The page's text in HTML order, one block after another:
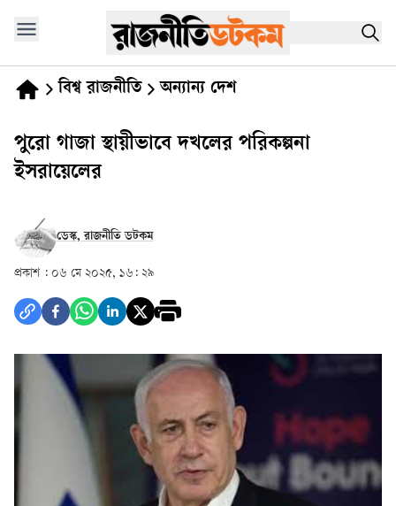
বিশ্ব রাজনীতি অন্যান্য দেশ
পুরো গাজা স্থায়ীভাবে দখলের পরিকল্পনা
ইসরায়েলের
ডেস্ক, রাজনীতি ডটকম
প্রকাশ : ০৬ মে ২০২৫, ১৬: ২৯